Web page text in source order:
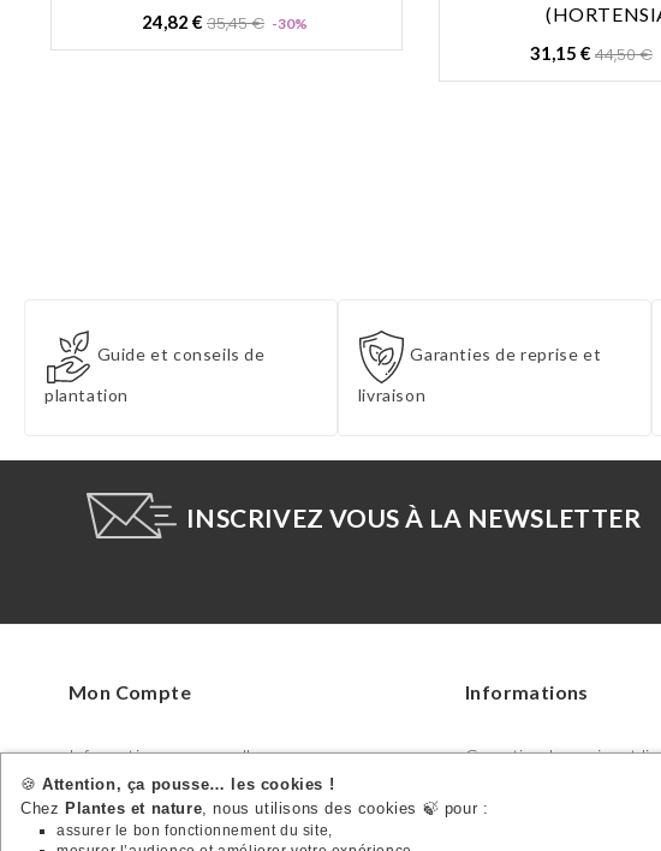
24,82 € Prix
35,45 € -30%
31,15 € Prix
44,50 €
Guide et conseils de
plantation
Garanties de reprise et
livraison
INSCRIVEZ VOUS À LA NEWSLETTER
Mon Compte
Informations personnelles
Commandes
Avoirs
Adresses
Informations
Garanties de reprise et
Déclaration d'accessibilité
🍪Attention, ça pousse… les cookies !
Chez Plantes et nature, nous utilisons des cookies 🍃 pour :
assurer le bon fonctionnement du site,